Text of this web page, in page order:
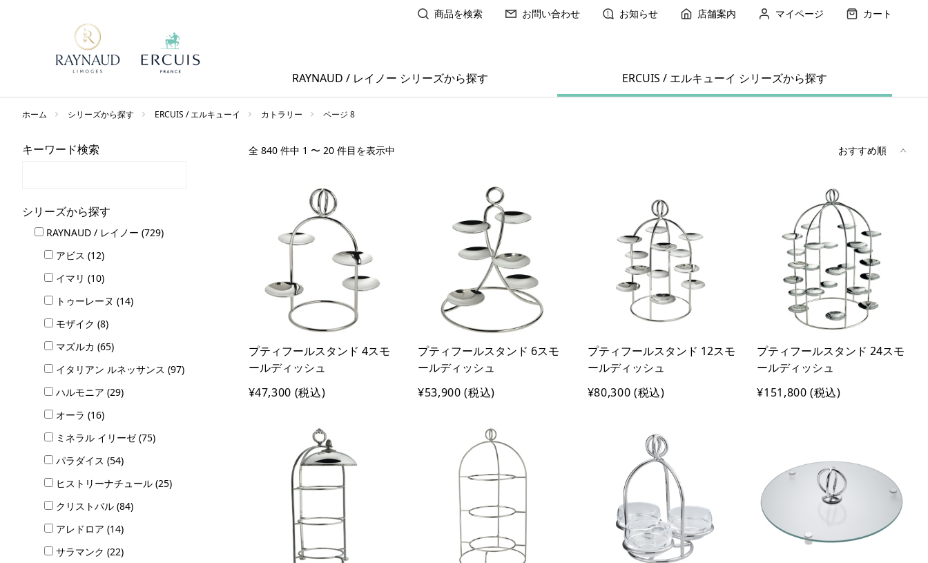
商品を検索 お問い合わせ お知らせ 店舗案内 マイページ カート
RAYNAUD / レイノー シリーズから探す ERCUIS / エルキューイ シリーズから探す
ホーム シリーズから探す ERCUIS / エルキューイ カトラリー ページ 8
キーワード検索
シリーズから探す
RAYNAUD / レイノー (729)
アビス (12)
イマリ (10)
トゥーレーヌ (14)
モザイク (8)
マズルカ (65)
イタリアン ルネッサンス (97)
ハルモニア (29)
オーラ (16)
ミネラル イリーゼ (75)
パラダイス (54)
ヒストリーナチュール (25)
クリストバル (84)
アレドロア (14)
サラマンク (22)
全 840 件中 1 〜 20 件目を表示中
プティフールスタンド 4スモ
ールディッシュ
¥47,300 (税込)
プティフールスタンド 6スモ
ールディッシュ
¥53,900 (税込)
プティフールスタンド 12スモ
ールディッシュ
¥80,300 (税込)
プティフールスタンド 24スモ
ールディッシュ
¥151,800 (税込)